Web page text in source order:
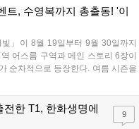
트, 수영복까지 총출동! '이
」이 8월 19일부터 9월 30일까지
어스름 구역과 메인 스토리 6장이
순차적으로 등장한다. 여름 시즌을
채로운 이벤트가 열리고, 캐릭터
세 일정은 공식 채널을 통해 확인할
한 T1, 한화생명에
9